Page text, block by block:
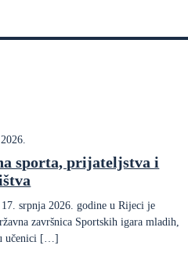
sporta, prijateljstva i
srpnja 2026. godine u Rijeci je
završnica Sportskih igara mladih,
učenici […]